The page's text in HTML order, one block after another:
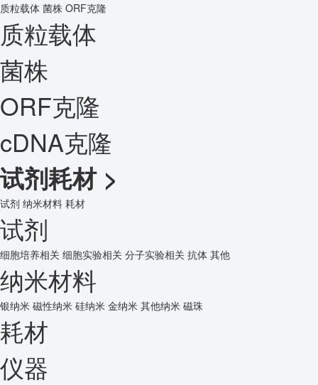
质粒载体 菌株 ORF克隆
质粒载体
菌株
ORF克隆
cDNA克隆
试剂耗材 >
试剂 纳米材料 耗材
试剂
细胞培养相关 细胞实验相关 分子实验相关 抗体 其他
纳米材料
银纳米 磁性纳米 硅纳米 金纳米 其他纳米 磁珠
耗材
仪器